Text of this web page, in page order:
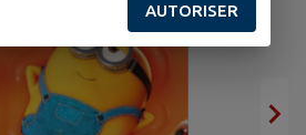
AUTORISER